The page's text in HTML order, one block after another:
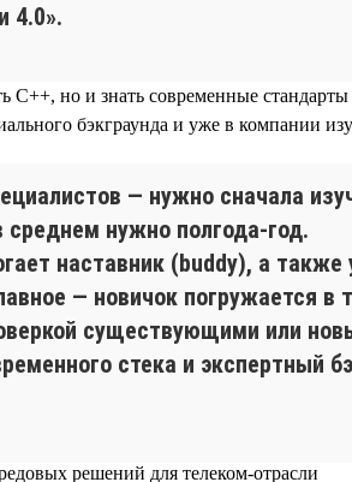
4.0».
но и знать современные
бэкграунда и уже в компании
— нужно сначала
нужно полгода-год.
наставник (buddy), а
— новичок погружается
существующими или
стека и экспертный